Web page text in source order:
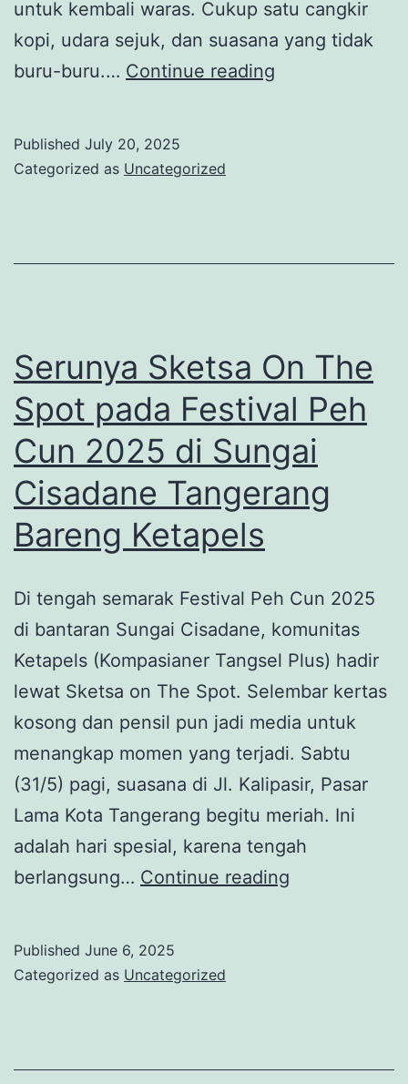
untuk kembali waras. Cukup satu cangkir
kopi, udara sejuk, dan suasana yang tidak
buru-buru.… Continue reading
yang
Butuh
Slow
Living
Published July 20, 2025
Categorized as Uncategorized
Serunya Sketsa On The
Spot pada Festival Peh
Cun 2025 di Sungai
Cisadane Tangerang
Bareng Ketapels
Di tengah semarak Festival Peh Cun 2025
di bantaran Sungai Cisadane, komunitas
Ketapels (Kompasianer Tangsel Plus) hadir
lewat Sketsa on The Spot. Selembar kertas
kosong dan pensil pun jadi media untuk
menangkap momen yang terjadi. Sabtu
(31/5) pagi, suasana di Jl. Kalipasir, Pasar
Lama Kota Tangerang begitu meriah. Ini
adalah hari spesial, karena tengah
berlangsung… Continue reading
Published June 6, 2025
Categorized as Uncategorized